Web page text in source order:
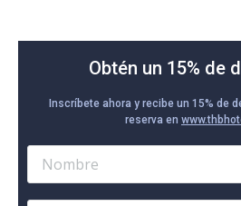
Obtén un 15% de
Inscríbete ahora y recibe un 15% de
reserva en